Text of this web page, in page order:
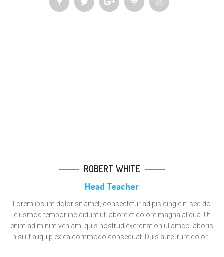
ROBERT WHITE
Head Teacher
Lorem ipsum dolor sit amet, consectetur adipisicing elit, sed do
eiusmod tempor incididunt ut labore et dolore magna aliqua. Ut
enim ad minim veniam, quis nostrud exercitation ullamco laboris
nisi ut aliquip ex ea commodo consequat. Duis aute irure dolor...